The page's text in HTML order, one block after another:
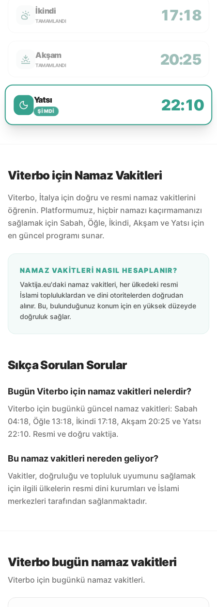
İkindi
TAMAMLANDI 17:18
Akşam
TAMAMLANDI 20:25
Yatsı
ŞIMDI 22:10
Viterbo için Namaz Vakitleri
Viterbo, İtalya için doğru ve resmi namaz vakitlerini
öğrenin. Platformumuz, hiçbir namazı kaçırmamanızı
sağlamak için Sabah, Öğle, İkindi, Akşam ve Yatsı için
en güncel programı sunar.
NAMAZ VAKITLERI NASIL HESAPLANIR?
Vaktija.eu'daki namaz vakitleri, her ülkedeki resmi
İslami topluluklardan ve dini otoritelerden doğrudan
alınır. Bu, bulunduğunuz konum için en yüksek düzeyde
doğruluk sağlar.
Sıkça Sorulan Sorular
Bugün Viterbo için namaz vakitleri nelerdir?
Viterbo için bugünkü güncel namaz vakitleri: Sabah
04:18, Öğle 13:18, İkindi 17:18, Akşam 20:25 ve Yatsı
22:10. Resmi ve doğru vaktija.
Bu namaz vakitleri nereden geliyor?
Vakitler, doğruluğu ve topluluk uyumunu sağlamak
için ilgili ülkelerin resmi dini kurumları ve İslami
merkezleri tarafından sağlanmaktadır.
Viterbo bugün namaz vakitleri
Viterbo için bugünkü namaz vakitleri.